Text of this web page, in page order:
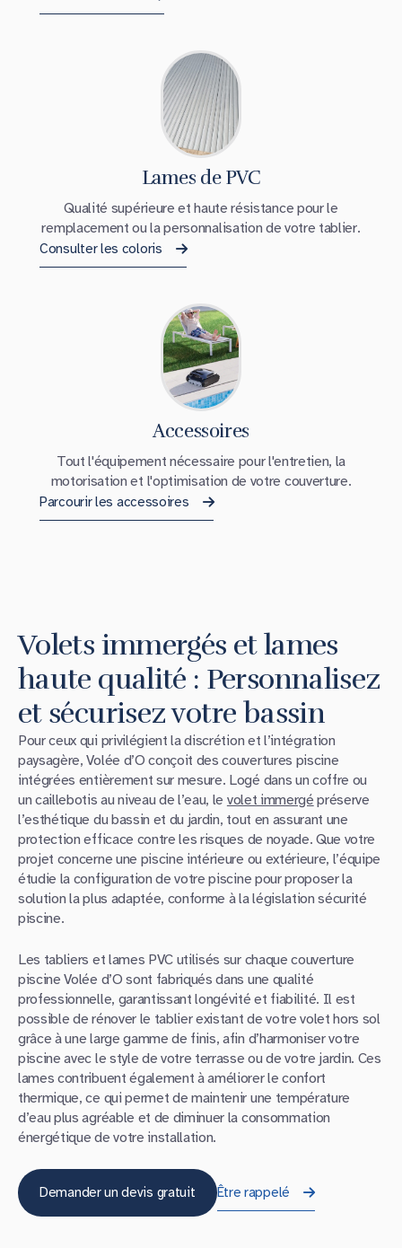
Lames de PVC
Qualité supérieure et haute résistance pour le
remplacement ou la personnalisation de votre tablier.
Consulter les coloris
Accessoires
Tout l'équipement nécessaire pour l'entretien, la
motorisation et l'optimisation de votre couverture.
Parcourir les accessoires
Volets immergés et lames
haute qualité : Personnalisez
et sécurisez votre bassin
Pour ceux qui privilégient la discrétion et l’intégration
paysagère, Volée d’O conçoit des couvertures piscine
intégrées entièrement sur mesure. Logé dans un coffre ou
un caillebotis au niveau de l’eau, le volet immergé préserve
l’esthétique du bassin et du jardin, tout en assurant une
protection efficace contre les risques de noyade. Que votre
projet concerne une piscine intérieure ou extérieure, l’équipe
étudie la configuration de votre piscine pour proposer la
solution la plus adaptée, conforme à la législation sécurité
piscine.
Les tabliers et lames PVC utilisés sur chaque couverture
piscine Volée d’O sont fabriqués dans une qualité
professionnelle, garantissant longévité et fiabilité. Il est
possible de rénover le tablier existant de votre volet hors sol
grâce à une large gamme de finis, afin d’harmoniser votre
piscine avec le style de votre terrasse ou de votre jardin. Ces
lames contribuent également à améliorer le confort
thermique, ce qui permet de maintenir une température
d’eau plus agréable et de diminuer la consommation
énergétique de votre installation.
Demander un devis gratuit Être rappelé